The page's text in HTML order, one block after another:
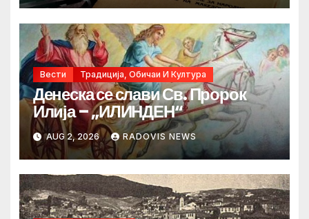
Вести Традиција, Обичаи И Култура
Денеска се слави Св. Пророк
Илија – „ИЛИНДЕН“
AUG 2, 2026 RADOVIS NEWS